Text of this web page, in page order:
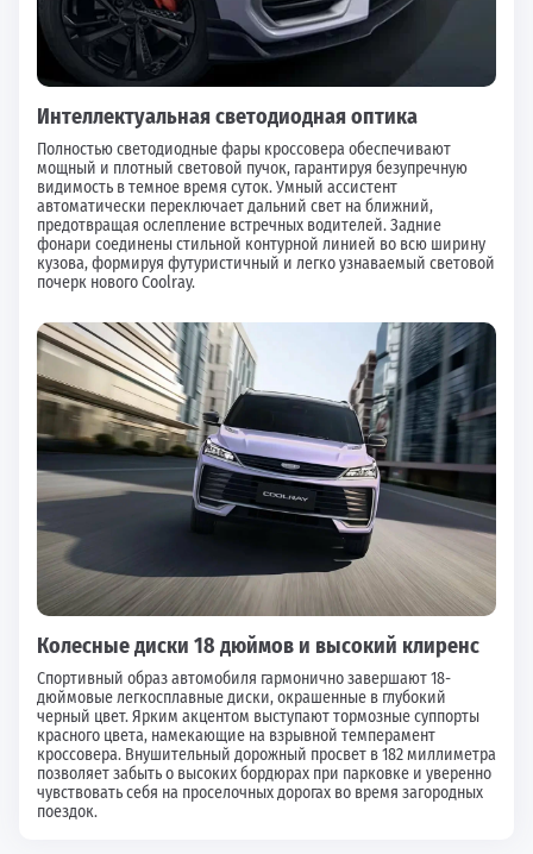
Интеллектуальная светодиодная оптика
Полностью светодиодные фары кроссовера обеспечивают
мощный и плотный световой пучок, гарантируя безупречную
видимость в темное время суток. Умный ассистент
автоматически переключает дальний свет на ближний,
предотвращая ослепление встречных водителей. Задние
фонари соединены стильной контурной линией во всю ширину
кузова, формируя футуристичный и легко узнаваемый световой
почерк нового Coolray.
Колесные диски 18 дюймов и высокий клиренс
Спортивный образ автомобиля гармонично завершают 18-
дюймовые легкосплавные диски, окрашенные в глубокий
черный цвет. Ярким акцентом выступают тормозные суппорты
красного цвета, намекающие на взрывной темперамент
кроссовера. Внушительный дорожный просвет в 182 миллиметра
позволяет забыть о высоких бордюрах при парковке и уверенно
чувствовать себя на проселочных дорогах во время загородных
поездок.